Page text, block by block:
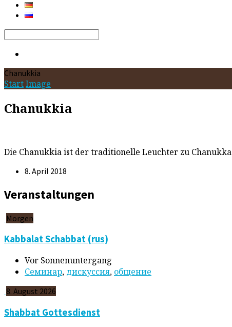
Search
Chanukkia
StartImage
Chanukkia
Die Chanukkia ist der traditionelle Leuchter zu Chanukka
8. April 2018
Veranstaltungen
Morgen
Kabbalat Schabbat (rus)
Vor Sonnenuntergang
Cеминар, дискуссия, общение
8. August 2026
Shabbat Gottesdienst